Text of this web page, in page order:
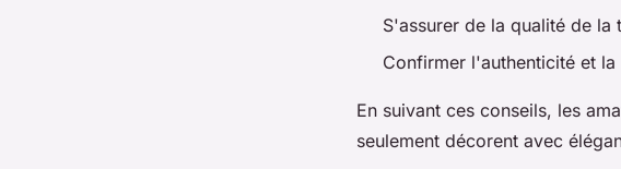
S'assurer de la qualité de
Confirmer l'authenticité et
En suivant ces conseils, les
seulement décorent avec